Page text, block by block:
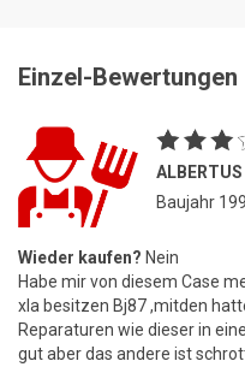
Einzel-Bewertungen
ALBERTUS
Baujahr
Wieder kaufen? Nein
Habe mir von diesem Case
xla besitzen Bj87 ,mitden
Reparaturen wie dieser in
gut aber das andere ist